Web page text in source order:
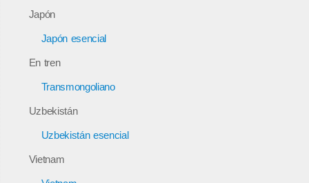
Japón
Japón esencial
En tren
Transmongoliano
Uzbekistán
Uzbekistán esencial
Vietnam